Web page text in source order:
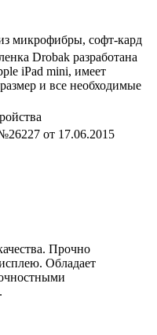
микрофибры, софт-кард
Drobak разработана
iPad mini, имеет
и все необходимые
от 17.06.2015
Прочно
Обладает